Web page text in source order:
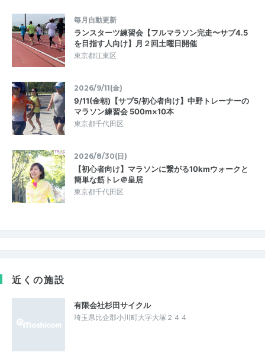
毎月自動更新
ランスターツ練習会【フルマラソン完走〜サブ4.5
を目指す人向け】月２回土曜日開催
東京都江東区
2026/9/11(金)
9/11(金朝)【サブ5/初心者向け】中野トレーナーの
マラソン練習会 500m×10本
東京都千代田区
2026/8/30(日)
【初心者向け】マラソンに繋がる10kmウォークと
簡単な筋トレ＠皇居
東京都千代田区
近くの施設
有限会社杉田サイクル
埼玉県比企郡小川町大字大塚２４４